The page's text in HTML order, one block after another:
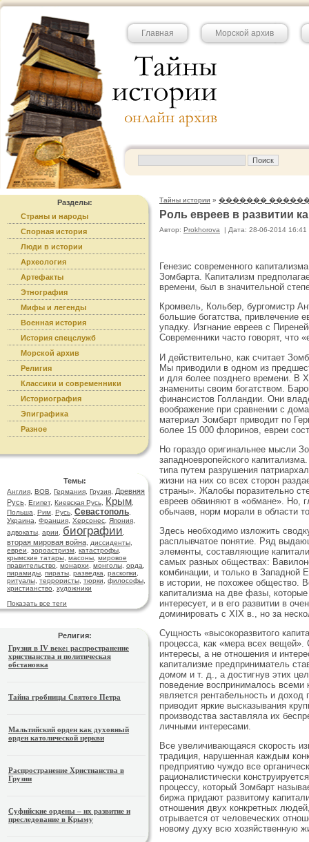
Главная Морской архив
Разделы:
Страны и народы
Спорная история
Люди в истории
Археология
Артефакты
Этнография
Мифы и легенды
Военная история
История спецслужб
Морской архив
Религия
Классики и современники
Историография
Эпиграфика
Разное
Темы:
Англия ВОВ Германия Грузия
Древняя
Русь Египет, Киевская Русь Крым
Польша
Рим Русь Севастополь
Украина
Франция Херсонес Япония
адвокаты арии биографии
вторая мировая война диссиденты
евреи
зороастризм катастрофы
крымские татары масоны мировое
правительство
монархи монголы орда
пирамиды пираты разведка раскопки
ритуалы террористы тюрки философы
христианство
художники
Показать все теги
Религия:
Грузия в IV веке: распространение
христианства и политическая
обстановка
Тайна гробницы Святого Петра
Мальтийский орден как духовный
орден католической церкви
Распространение Христианства в
Грузии
Суфийские ордены – их развитие и
преследование в Крыму
Тайны истории » �������
Роль евреев в развитии
Автор: Prokhorova | Дата: 28-06-2014 16:41
Генезис современного
Зомбарта. Капитализм
времени, был в значительной
Кромвель, Кольбер, бургомистр
большие богатства, привлечение
упадку. Изгнание евреев с
Современники часто говорят, что
И действительно, как считает
Мы приводили в одном из
и для более позднего времени. В
знамениты своим богатством.
финансистов Голландии. Они
воображение при сравнении с
материал Зомбарт приводит по
более 15 000 флоринов, евреи
Но гораздо оригинальнее мысли
западноевропейского
типа путем разрушения
жизни на них со всех сторон
страны». Жалобы поразительно
евреев обвиняют в «обмане». Но,
обычаев, норм морали в области
Здесь необходимо изложить
расплывчатое понятие. Ряд
элементы, составляющие
самых разных обществах:
комбинации, и только в Западной
в истории, не похожее общество.
капитализма на две фазы,
интересует, и в его развитии в
доминировать с XIX в., но за
Сущность «высокоразвитого
процесса, как «мера всех
интересы, а не отношения и
капитализме предприниматель
домом и т. д., а достигнув этих
поведение воспринималось
является рентабельность и
приводит яркие высказывания
производства заставляла их
личными интересами.
Все увеличивающаяся скорость
традиция, нарушенная каждым
предприятию чуждо все
рационалистически
процессу, который Зомбарт
биржа придают развитому
отношения двух конкретных
отрывается от человеческих
новому духу всю хозяйственную